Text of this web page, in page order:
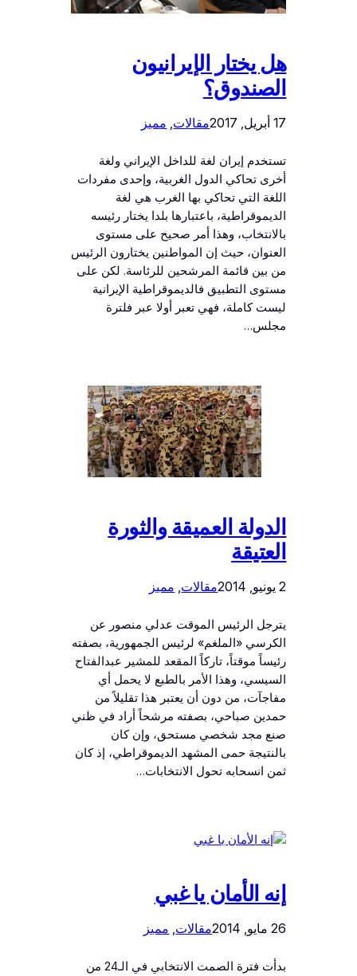
هل يختار الإيرانيون
الصندوق؟
مقالات, مميز
تستخدم إيران لغة للداخل الإيراني ولغة
أخرى تحاكي الدول الغربية، وإحدى مفردات
اللغة التي تحاكي بها الغرب هي لغة
الديموقراطية، باعتبارها بلدا يختار رئيسه
بالانتخاب، وهذا أمر صحيح على مستوى
العنوان، حيث إن المواطنين يختارون الرئيس
من بين قائمة المرشحين للرئاسة. لكن على
مستوى التطبيق فالديموقراطية الإيرانية
ليست كاملة، فهي تعبر أولا عبر فلترة
مجلس…
الدولة العميقة والثورة
العتيقة
مقالات, مميز
يترجل الرئيس الموقت عدلي منصور عن
الكرسي «الملغم» لرئيس الجمهورية، بصفته
رئيساً موقتاً، تاركاً المقعد للمشير عبدالفتاح
السيسي، وهذا الأمر بالطبع لا يحمل أي
مفاجآت، من دون أن يعتبر هذا تقليلاً من
حمدين صباحي، بصفته مرشحاً أراد في ظني
صنع مجد شخصي مستحق، وإن كان
بالنتيجة حمى المشهد الديموقراطي، إذ كان
ثمن انسحابه تحول الانتخابات…
إنه الأمان يا غبي
مقالات, مميز
بدأت فترة الصمت الانتخابي في الـ24 من